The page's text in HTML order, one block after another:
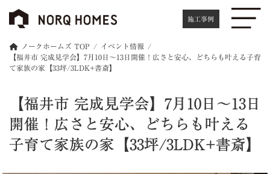
施工事例
ノークホームズ TOP
イベント情報
【福井市 完成見学会】7月10日～13日開催！広さと安心、どちらも叶える子育
て家族の家【33坪/3LDK+書斎】
【福井市 完成見学会】7月10日～13日
開催！広さと安心、どちらも叶える
子育て家族の家【33坪/3LDK+書斎】